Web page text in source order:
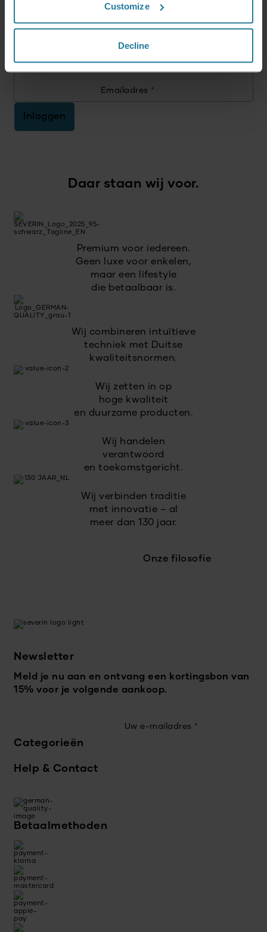
Customize
Decline
Nieuws & Aanbiedingen
Meld je nu aan en ontvang een kortingsbon van
15% voor je volgende aankoop.
Emailadres *
Inloggen
Daar staan wij voor.
Premium voor iedereen.
Geen luxe voor enkelen,
maar een lifestyle
die betaalbaar is.
Wij combineren intuïtieve
techniek met Duitse
kwaliteitsnormen.
Wij zetten in op
hoge kwaliteit
en duurzame producten.
Wij handelen
verantwoord
en toekomstgericht.
Wij verbinden traditie
met innovatie – al
meer dan 130 jaar.
Onze filosofie
Newsletter
Meld je nu aan en ontvang een kortingsbon van
15% voor je volgende aankoop.
Uw e-mailadres *
Categorieën
Help & Contact
Betaalmethoden